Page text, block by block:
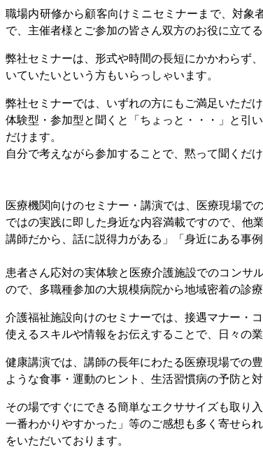
職場内研修から顧客向けミニセミナーまで、対象
で、主催者様とご参加の皆さん双方のお役に立て
弊社セミナーは、形式や時間の長短にかかわらず
いていたいという方もいらっしゃいます。
弊社セミナーでは、いずれの方にもご満足いただ
体験型・参加型と聞くと「ちょっと・・・」と引
だけます。
自分で考えながら参加することで、黙って聞くだ
医療機関向けのセミナー・講演では、医療現場で
ではの実践に即した身近な内容満載ですので、他
講師だから、話に説得力がある」「身近にある事
患者さん応対の実体験と医療介護施設でのコンサ
ので、多職種参加の大規模病院から地域密着の診
介護福祉施設向けのセミナーでは、接遇マナー・
使えるスキルや情報をお伝えすることで、日々の
健康講演では、講師の長年にわたる医療現場での
ような食事・運動のヒント、生活習慣病の予防と
その場ですぐにできる簡単なエクササイズも取り
一番わかりやすかった」等のご感想も多く寄せら
をいただいております。